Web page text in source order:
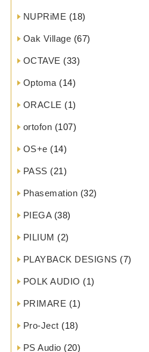
NUPRiME (18)
Oak Village (67)
OCTAVE (33)
Optoma (14)
ORACLE (1)
ortofon (107)
OS+e (14)
PASS (21)
Phasemation (32)
PIEGA(38)
PILIUM (2)
PLAYBACK DESIGNS (7)
POLK AUDIO (1)
PRIMARE (1)
Pro-Ject (18)
PS Audio (20)